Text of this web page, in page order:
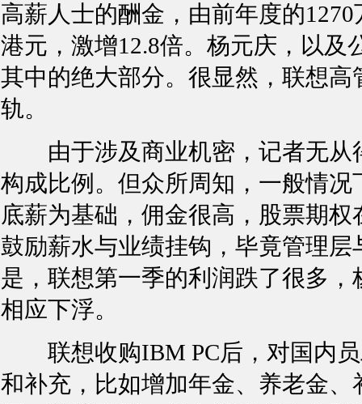
高薪人士的酬金，由前年度的
港元，激增12.8倍。杨元庆，以及
其中的绝大部分。很显然，联想
轨。
由于涉及商业机密，记者无从
构成比例。但众所周知，一般情
底薪为基础，佣金很高，股票期
鼓励薪水与业绩挂钩，毕竟管理
是，联想第一季的利润跌了很多
相应下浮。
联想收购IBM PC后，对国内员
和补充，比如增加年金、养老金